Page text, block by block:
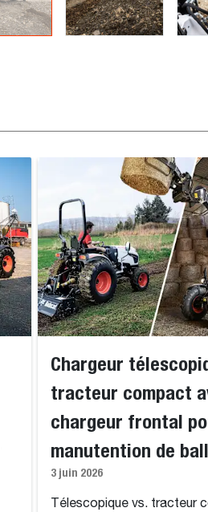
Chargeur
tracteur compact
chargeur frontal
manutention de
3 juin 2026
Télescopique vs. tracteur